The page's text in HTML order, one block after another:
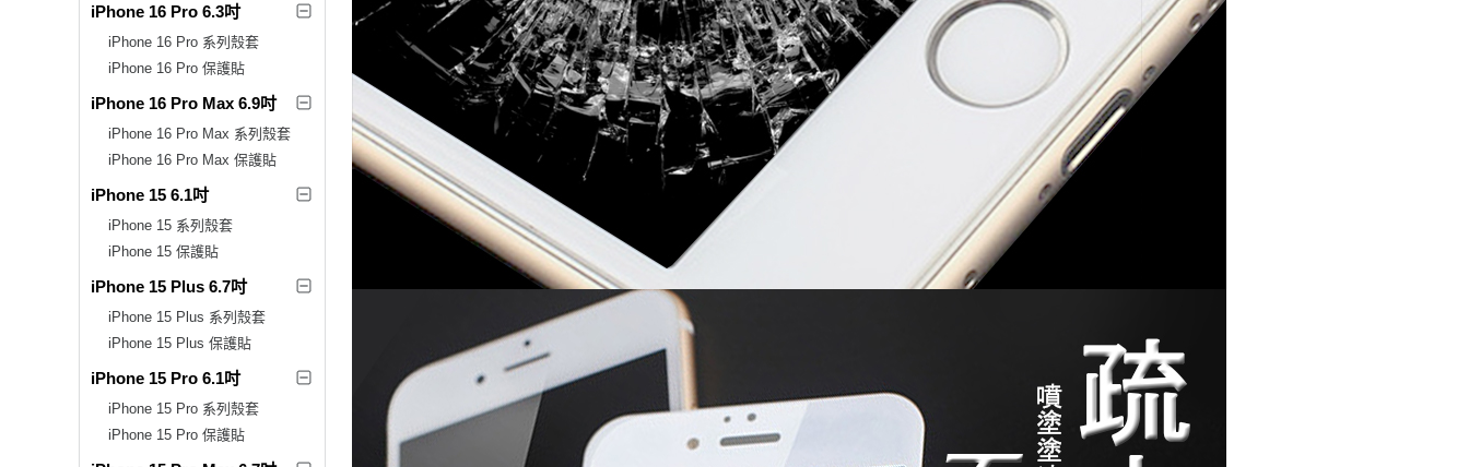
iPhone 16 Pro 6.3吋
iPhone 16 Pro 系列殼套
iPhone 16 Pro 保護貼
iPhone 16 Pro Max 6.9吋
iPhone 16 Pro Max 系列殼套
iPhone 16 Pro Max 保護貼
iPhone 15 6.1吋
iPhone 15 系列殼套
iPhone 15 保護貼
iPhone 15 Plus 6.7吋
iPhone 15 Plus 系列殼套
iPhone 15 Plus 保護貼
iPhone 15 Pro 6.1吋
iPhone 15 Pro 系列殼套
iPhone 15 Pro 保護貼